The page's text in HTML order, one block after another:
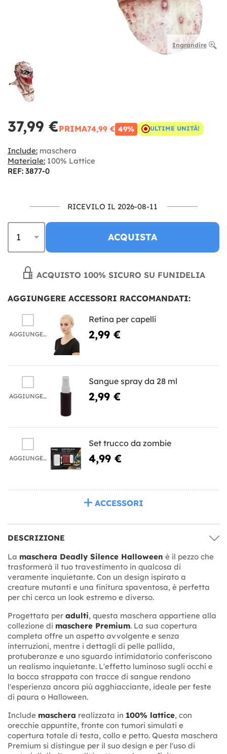
Ingrandire
37,99 €PRIMA74,99 € 49% ULTIME UNITÀ!
Include: maschera
Materiale: 100% Lattice
REF: 3877-0
RICEVILO IL 2026-08-11
ACQUISTA
ACQUISTO 100% SICURO SU FUNIDELIA
AGGIUNGERE ACCESSORI RACCOMANDATI:
AGGIUNGERE
Retina per capelli
2,99 €
AGGIUNGERE
Sangue spray da 28 ml
2,99 €
AGGIUNGERE
Set trucco da zombie
4,99 €
ACCESSORI
DESCRIZIONE
La maschera Deadly Silence Halloween è il pezzo che
trasformerà il tuo travestimento in qualcosa di
veramente inquietante. Con un design ispirato a
creature mutanti e una finitura spaventosa, è perfetta
per chi cerca un look estremo e diverso.
Progettata per adulti, questa maschera appartiene alla
collezione di maschere Premium. La sua copertura
completa offre un aspetto avvolgente e senza
interruzioni, mentre i dettagli di pelle pallida,
protuberanze e uno sguardo intimidatorio conferiscono
un realismo inquietante. L'effetto luminoso sugli occhi e
la bocca strappata con tracce di sangue rendono
l'esperienza ancora più agghiacciante, ideale per feste
di paura o Halloween.
Include maschera realizzata in 100% lattice, con
orecchie appuntite, fronte con tumori simulati e
copertura totale di testa, collo e petto. Questa maschera
Premium si distingue per il suo design e per l'uso di